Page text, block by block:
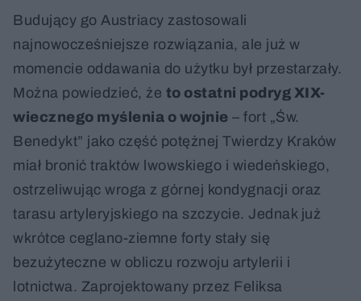
Budujący go Austriacy zastosowali
najnowocześniejsze rozwiązania, ale już w
momencie oddawania do użytku był przestarzały.
Można powiedzieć, że to ostatni podryg XIX-
wiecznego myślenia o wojnie – fort „Św.
Benedykt” jako część potężnej Twierdzy Kraków
miał bronić traktów lwowskiego i wiedeńskiego,
ostrzeliwując wroga z górnej kondygnacji oraz
tarasu artyleryjskiego na szczycie. Jednak już
wkrótce ceglano-ziemne forty stały się
bezużyteczne w obliczu rozwoju artylerii i
lotnictwa. Zaprojektowany przez Feliksa